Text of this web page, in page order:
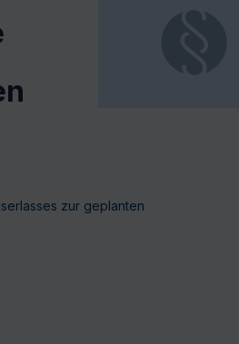
zur geplanten